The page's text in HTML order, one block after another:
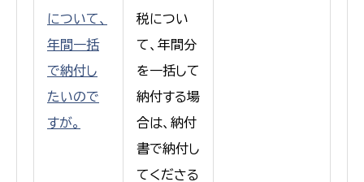
について、
年間一括
で納付し
たいので
すが。
税につい
て、年間分
を一括して
納付する場
合は、納付
書で納付し
てくださる